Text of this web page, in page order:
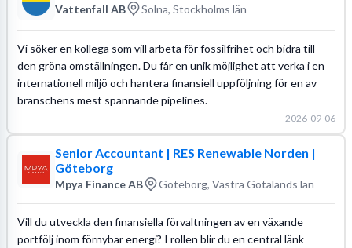
Vattenfall AB Solna, Stockholms län
Vi söker en kollega som vill arbeta för fossilfrihet och bidra till
den gröna omställningen. Du får en unik möjlighet att verka i en
internationell miljö och hantera finansiell uppföljning för en av
branschens mest spännande pipelines.
2026-09-06
Senior Accountant | RES Renewable Norden |
Göteborg
Mpya Finance AB Göteborg, Västra Götalands län
Vill du utveckla den finansiella förvaltningen av en växande
portfölj inom förnybar energi? I rollen blir du en central länk